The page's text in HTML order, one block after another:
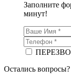
Заполните
минут!
Остались вопросы?